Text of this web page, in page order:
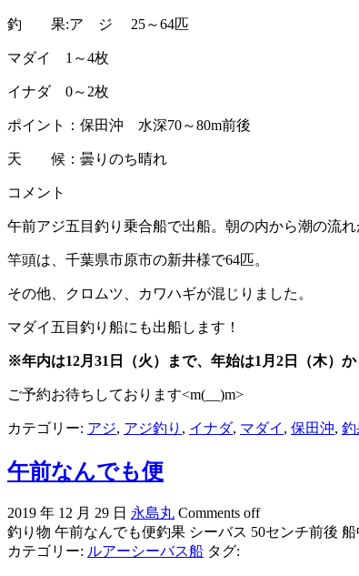
釣 果:ア ジ 25～64匹
マダイ 1～4枚
イナダ 0～2枚
ポイント：保田沖 水深70～80m前後
天 候：曇りのち晴れ
コメント
午前アジ五目釣り乗合船で出船。朝の内から潮の流
竿頭は、千葉県市原市の新井様で64匹。
その他、クロムツ、カワハギが混じりました。
マダイ五目釣り船にも出船します！
※年内は12月31日（火）まで、年始は1月2日（木）か
ご予約お待ちしております<m(__)m>
カテゴリー: アジ, アジ釣り , イナダ, マダイ , 保田沖, 釣
午前なんでも便
2019 年 12 月 29 日 永島丸 Comments off
釣り物 午前なんでも便釣果 シーバス 50センチ前後
カテゴリー: ルアーシーバス船 タグ: